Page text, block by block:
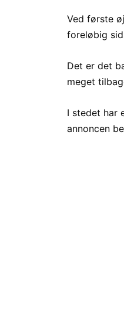
Ved første
foreløbig
Det er det
meget
I stedet har
annoncen